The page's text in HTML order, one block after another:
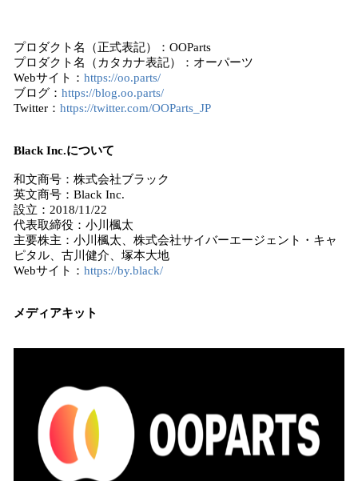
プロダクト名（正式表記）：OOParts
プロダクト名（カタカナ表記）：オーパーツ
Webサイト： https://oo.parts/
ブログ： https://blog.oo.parts/
Twitter： https://twitter.com/OOParts_JP
Black Inc.について
和文商号：株式会社ブラック
英文商号：Black Inc.
設立：2018/11/22
代表取締役：小川楓太
主要株主：小川楓太、株式会社サイバーエージェント・キャ
ピタル、古川健介、塚本大地
Webサイト： https://by.black/
メディアキット